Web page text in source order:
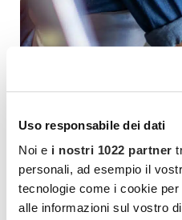
Uso responsabile dei dati
Noi e i nostri 1022 partner
personali, ad esempio il
tecnologie come i cookie
alle informazioni sul vostro
Supportiamo la
Nella presa di